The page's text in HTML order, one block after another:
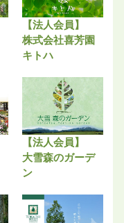
【法人会員】
株式会社喜芳園
キトハ
【法人会員】
大雪森のガーデ
ン